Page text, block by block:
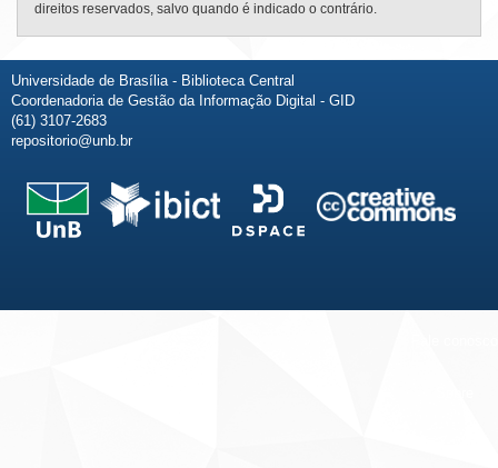
direitos reservados, salvo quando é indicado o contrário.
Universidade de Brasília - Biblioteca Central
Coordenadoria de Gestão da Informação Digital - GID
(61) 3107-2683
repositorio@unb.br